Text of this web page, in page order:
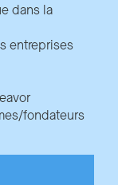
dans la
entreprises
fondateurs